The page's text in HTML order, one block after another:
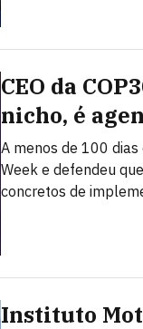
CEO da
nicho, é
A menos de 100 dias
Week e defendeu
concretos de
Instituto